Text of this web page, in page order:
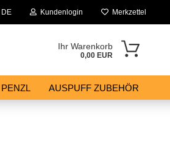
DE Kundenlogin Merkzettel
Ihr Warenkorb
0,00 EUR
PENZL AUSPUFF ZUBEHÖR